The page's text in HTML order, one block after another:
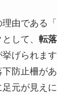
由である
して、 転
挙げられま
防止柵が
元が見え